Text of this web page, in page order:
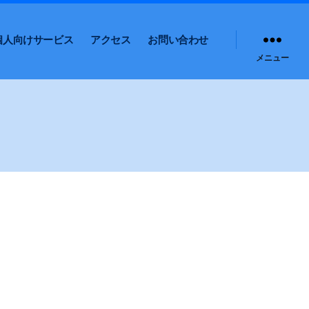
人向けサービス アクセス お問い合わせ
メニュー